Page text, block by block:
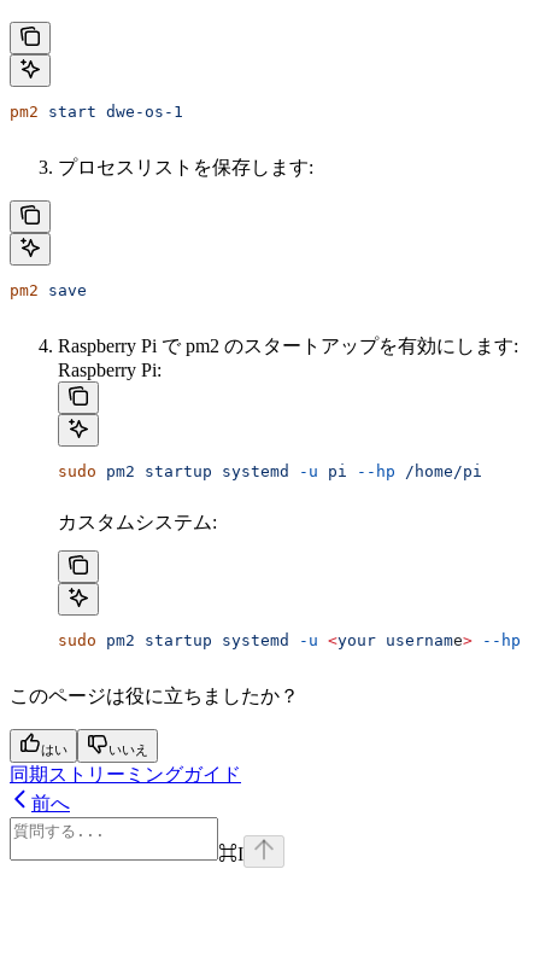
pm2 start dwe-os-1
プロセスリストを保存します:
pm2 save
Raspberry Pi で pm2 のスタートアップを有効にします:
Raspberry Pi:
sudo pm2 startup systemd -u pi --hp /home/pi
カスタムシステム:
sudo pm2 startup systemd -u <your username> --hp
このページは役に立ちましたか？
はい いいえ
同期ストリーミングガイド
前へ
⌘I